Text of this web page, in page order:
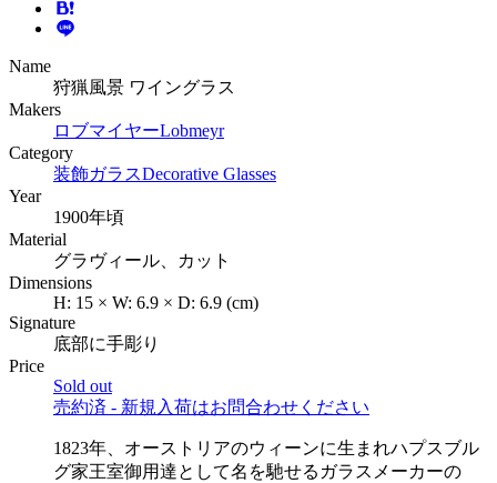
Name
狩猟風景 ワイングラス
Makers
ロブマイヤーLobmeyr
Category
装飾ガラスDecorative Glasses
Year
1900年頃
Material
グラヴィール、カット
Dimensions
H: 15 × W: 6.9 × D: 6.9 (cm)
Signature
底部に手彫り
Price
Sold out
売約済 - 新規入荷はお問合わせください
1823年、オーストリアのウィーンに生まれハプスブル
グ家王室御用達として名を馳せるガラスメーカーの